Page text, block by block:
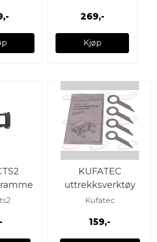
269,-
Kjøp
klasse
KUFATEC
uttrekksverktøy
VW/Ford/Audi/Seat/
Kufatec
159,-